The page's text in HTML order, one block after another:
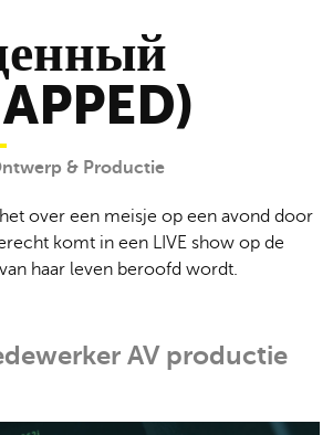
& Productie
over een meisje op een avond door
komt in een LIVE show op de
haar leven beroofd wordt.
AV productie